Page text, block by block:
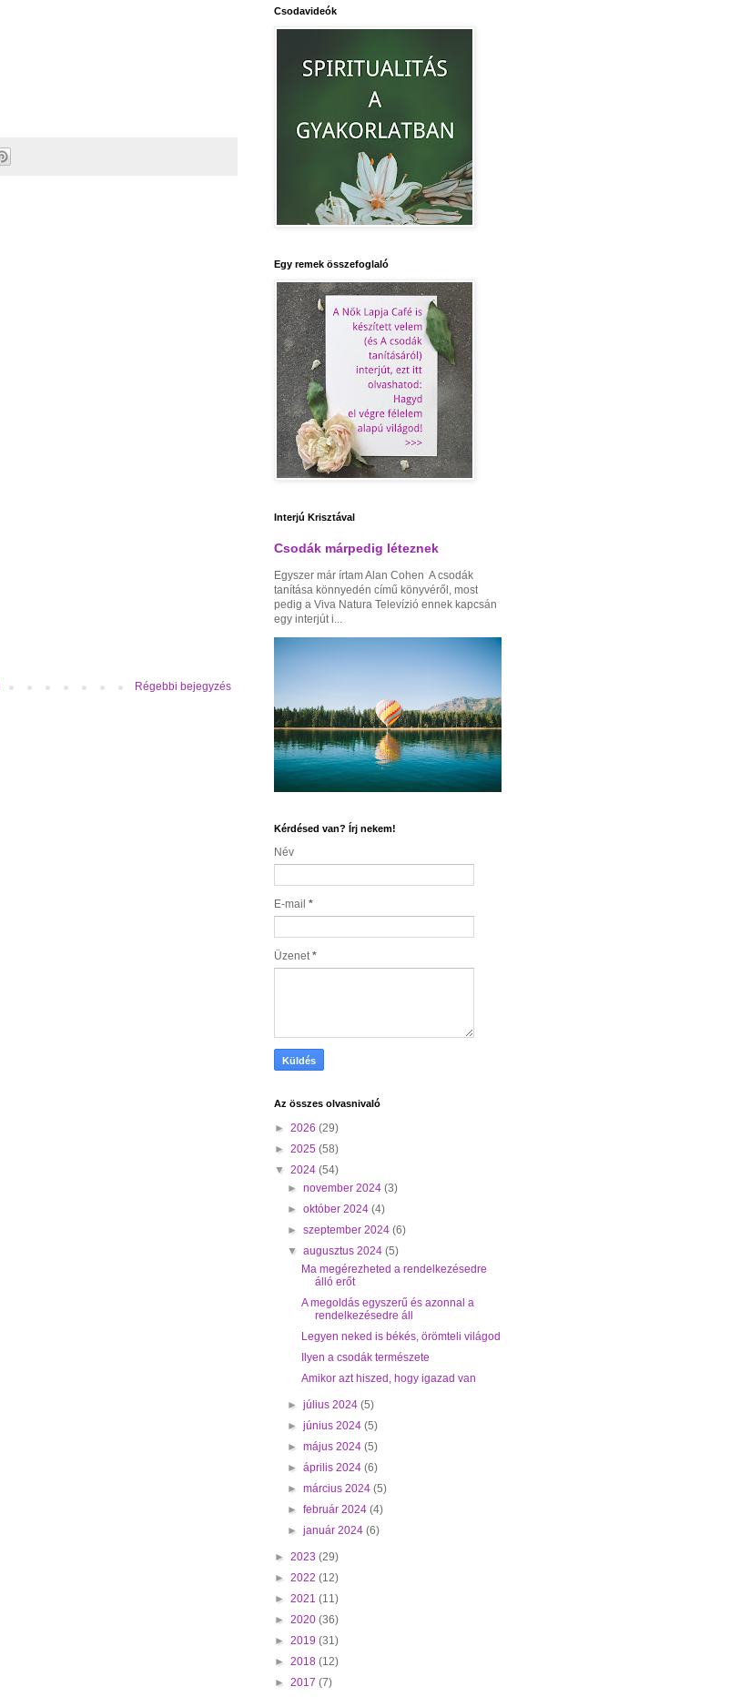
Régebbi bejegyzés
Csodavideók
Egy remek összefoglaló
Interjú Krisztával
Csodák márpedig léteznek
Egyszer már írtam Alan Cohen A csodák
tanítása könnyedén című könyvéről, most
pedig a Viva Natura Televízió ennek kapcsán
egy interjút i...
Kérdésed van? Írj nekem!
Név
E-mail *
Üzenet *
Az összes olvasnivaló
► 2026 (29)
► 2025 (58)
▼ 2024 (54)
►november 2024(3)
►október 2024(4)
►szeptember 2024(6)
▼augusztus 2024(5)
Ma megérezheted a rendelkezésedre
álló erőt
A megoldás egyszerű és azonnal a
rendelkezésedre áll
Legyen neked is békés, örömteli világod
Ilyen a csodák természete
Amikor azt hiszed, hogy igazad van
►július 2024(5)
►június 2024(5)
►május 2024(5)
►április 2024(6)
►március 2024(5)
►február 2024(4)
►január 2024(6)
► 2023 (29)
► 2022 (12)
► 2021 (11)
► 2020 (36)
► 2019 (31)
► 2018 (12)
► 2017 (7)